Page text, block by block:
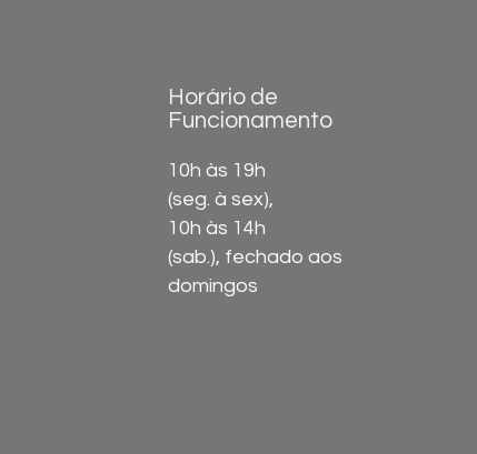
Horário de
Funcionamento
10h às 19h
(seg. à sex),
10h às 14h
(sab.), fechado aos
domingos